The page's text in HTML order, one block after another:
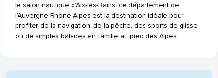
le salon nautique d’Aix-les-Bains, ce département de
l’Auvergne-Rhône-Alpes est la destination idéale pour
profiter de la navigation, de la pêche, des sports de glisse
ou de simples balades en famille au pied des Alpes.